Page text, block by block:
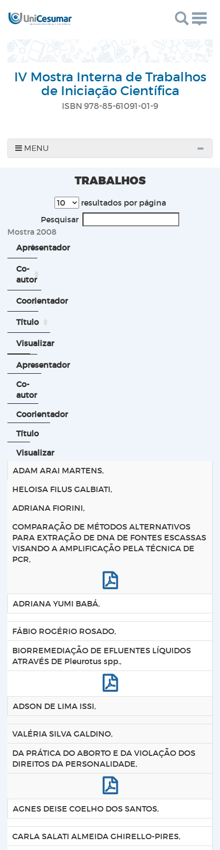
IV Mostra Interna de Trabalhos
de Iniciação Científica
ISBN 978-85-61091-01-9
MENU
TRABALHOS
resultados por página
Pesquisar
Mostra 2008
Apresentador
Co-
autor
Coorientador
Título
Visualizar
Apresentador
Co-
autor
Coorientador
Título
Visualizar
ADAM ARAI MARTENS,
HELOISA FILUS GALBIATI,
ADRIANA FIORINI,
COMPARAÇÃO DE MÉTODOS ALTERNATIVOS
PARA EXTRAÇÃO DE DNA DE FONTES ESCASSAS
VISANDO A AMPLIFICAÇÃO PELA TÉCNICA DE
PCR,
ADRIANA YUMI BABÁ,
FÁBIO ROGÉRIO ROSADO,
BIORREMEDIAÇÃO DE EFLUENTES LÍQUIDOS
ATRAVÉS DE Pleurotus spp.,
ADSON DE LIMA ISSI,
VALÉRIA SILVA GALDINO,
DA PRÁTICA DO ABORTO E DA VIOLAÇÃO DOS
DIREITOS DA PERSONALIDADE,
AGNES DEISE COELHO DOS SANTOS,
CARLA SALATI ALMEIDA GHIRELLO-PIRES,